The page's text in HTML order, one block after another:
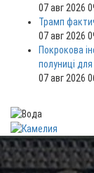
07 авг 2026
Трамп
07 авг 2026
Покрокова
полуниці
07 авг 2026